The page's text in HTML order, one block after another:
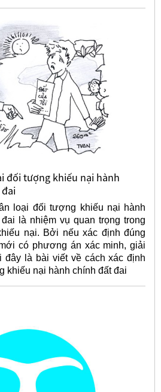
đối tượng khiếu nại hành
đối tượng khiếu nại hành
là nhiệm vụ quan trọng trong
nại. Bởi nếu xác định đúng
có phương án xác minh, giải
đây là bài viết về cách xác định
khiếu nại hành chính đất đai